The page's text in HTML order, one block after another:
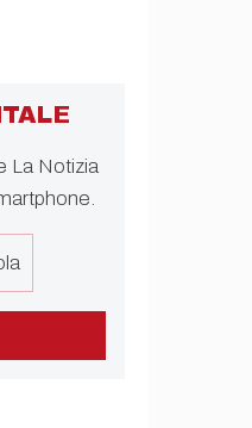
La Notizia